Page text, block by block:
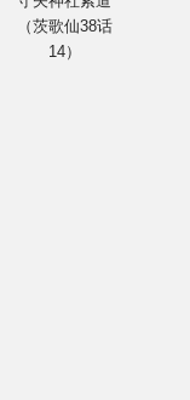
（茨歌仙38话
14）